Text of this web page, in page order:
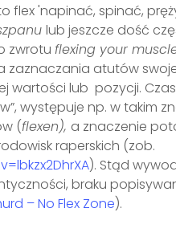
'napinać, spinać,
lub jeszcze dość
zwrotu flexing your
zaznaczania atutów
wartości lub pozycji.
występuje np. w takim
(flexen), a znaczenie
raperskich (zob.
). Stąd
braku
– No Flex Zone).